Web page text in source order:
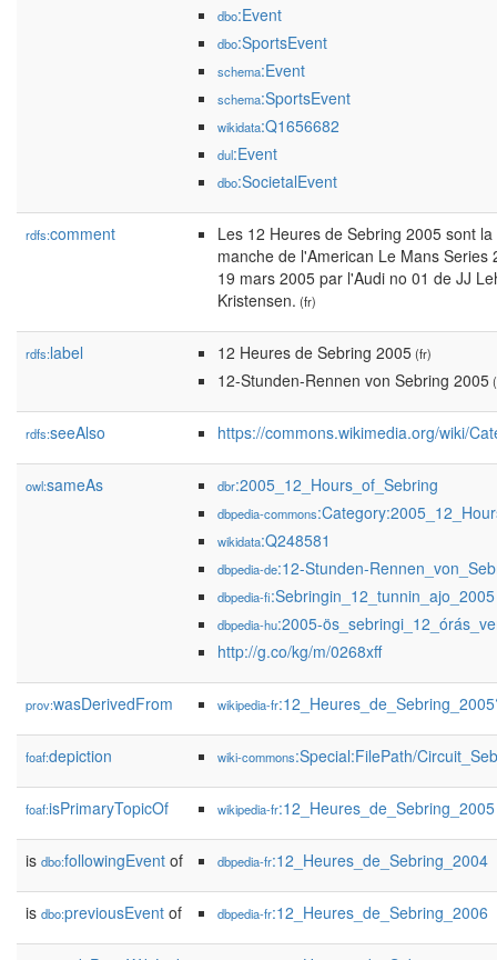
dbo:Event
dbo:SportsEvent
schema:Event
schema:SportsEvent
wikidata:Q1656682
dul:Event
dbo:SocietalEvent
rdfs:comment
Les 12 Heures de Sebring 2005 sont
manche de l'American Le Mans
19 mars 2005 par l'Audi no 01 de JJ
Kristensen. (fr)
rdfs:label 12 Heures de Sebring 2005(fr)
12-Stunden-Rennen von Sebring 2005
rdfs:seeAlso https://commons.wikimedia.org/wiki/
owl:sameAs dbr:2005_12_Hours_of_Sebring
dbpedia-commons
wikidata:Q248581
dbpedia-de:12-Stunden-
dbpedia-fi:Sebringin_12_tunnin_ajo_2005
dbpedia-hu:2005-
http://g.co/kg/m/0268xff
prov:wasDerivedFrom wikipedia-fr
foaf:depiction wiki-commons:Special:FilePath/
foaf:isPrimaryTopicOf wikipedia-fr:12_Heures_de_Sebring_2005
is dbo:followingEvent of dbpedia-fr:12_Heures_de_Sebring_2004
is dbo:previousEvent of dbpedia-fr:12_Heures_de_Sebring_2006